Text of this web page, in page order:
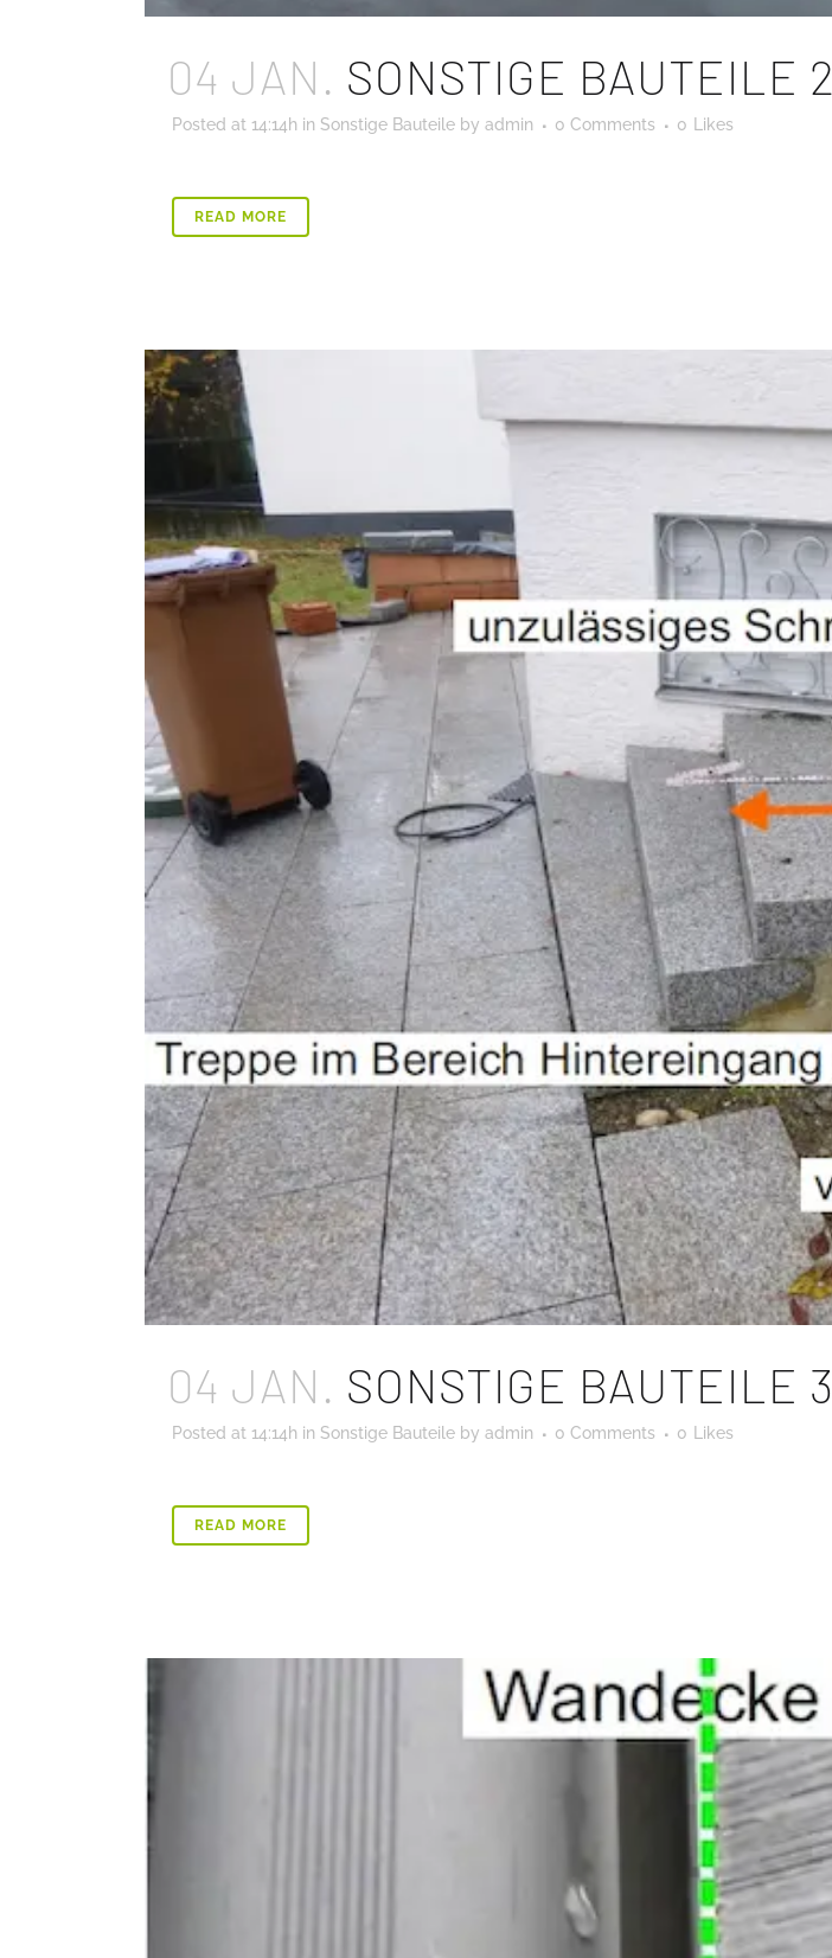
04 JAN. SONSTIGE BAUTEILE 2
Posted at 14:14h in Sonstige Bauteile by admin 0 Comments 0 Likes
READ MORE
04 JAN. SONSTIGE BAUTEILE 3
Posted at 14:14h in Sonstige Bauteile by admin 0 Comments 0 Likes
READ MORE